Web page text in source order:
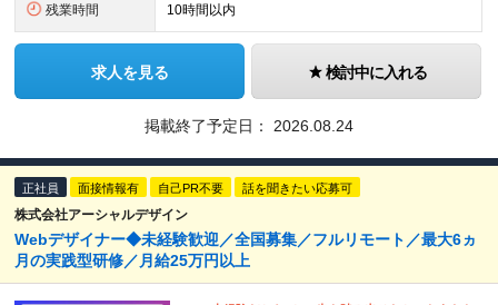
残業時間 10時間以内
求人を見る 検討中に入れる
掲載終了予定日： 2026.08.24
正社員 面接情報有 自己PR不要 話を聞きたい応募可
株式会社アーシャルデザイン
Webデザイナー◆未経験歓迎／全国募集／フルリモート／最大6ヵ
月の実践型研修／月給25万円以上